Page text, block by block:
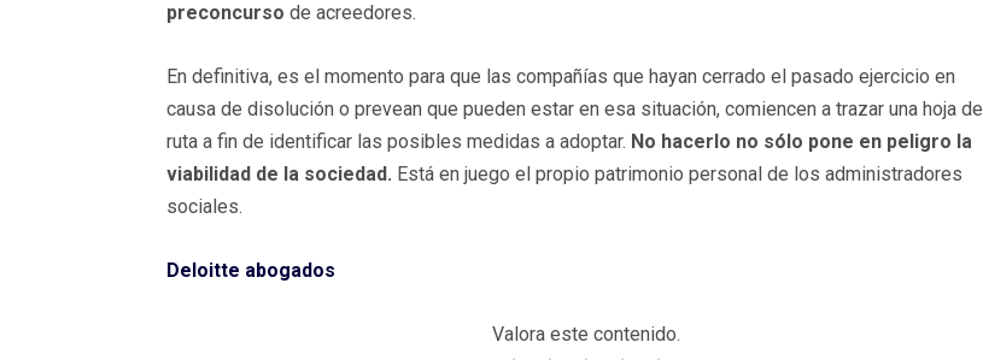
preconcurso de acreedores.
En definitiva, es el momento para que las compañías que hayan cerrado el pasado ejercicio en
causa de disolución o prevean que pueden estar en esa situación, comiencen a trazar una hoja de
ruta a fin de identificar las posibles medidas a adoptar. No hacerlo no sólo pone en peligro la
viabilidad de la sociedad. Está en juego el propio patrimonio personal de los administradores
sociales.
Deloitte abogados
Valora este contenido.